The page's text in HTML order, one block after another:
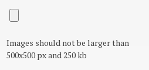
Images should not be larger than
500x500 px and 250 kb